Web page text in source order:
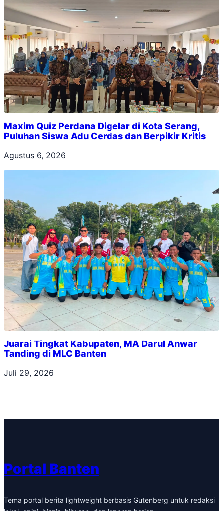
Maxim Quiz Perdana Digelar di Kota Serang,
Puluhan Siswa Adu Cerdas dan Berpikir Kritis
Agustus 6, 2026
Juarai Tingkat Kabupaten, MA Darul Anwar
Tanding di MLC Banten
Juli 29, 2026
Portal Banten
Tema portal berita lightweight berbasis Gutenberg untuk redaksi